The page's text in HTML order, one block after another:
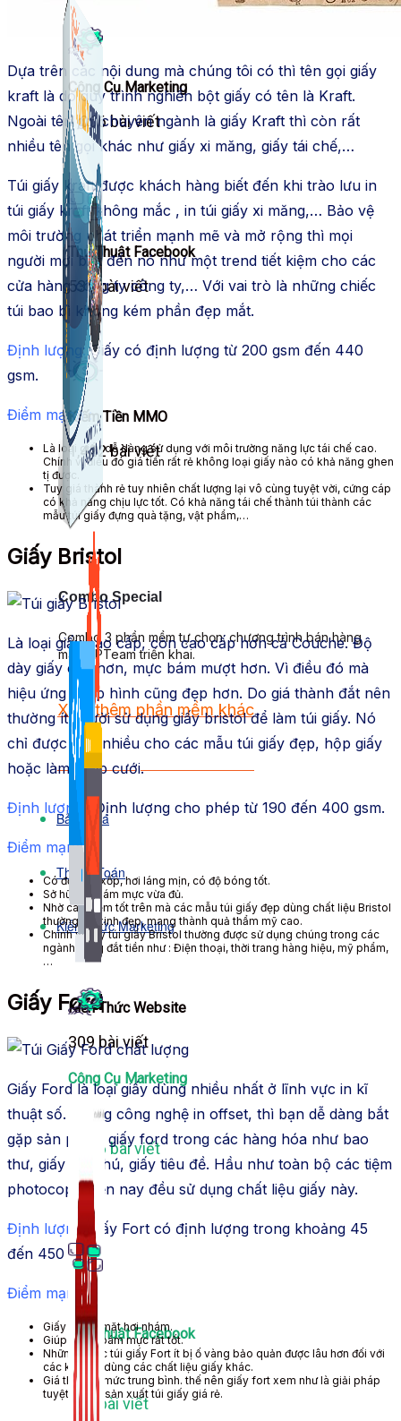
Công Cụ Marketing
1,066 bài viết
Thủ Thuật Facebook
536 bài viết
Kiếm Tiền MMO
1,422 bài viết
Kiến Thức Website
309 bài viết
Combo Special
Combo 3 phần mềm tự chọn: chương trình bán hàng
mà ATPTeam triển khai.
Xem thêm phần mềm khác
Xem thêm phần mềm khác
Bảng Giá
Thanh Toán
Kiến Thức Marketing
Công Cụ Marketing
1,066 bài viết
Thủ Thuật Facebook
536 bài viết
Dựa trên các nội dung mà chúng tôi có thì tên gọi giấy
kraft là do quy trìnhnghiền bột giấy có tên là Kraft.
Ngoài tên gọichuyên ngành là giấy Kraft thì còn rất
nhiều tên gọikhác như giấy xi măng, giấy tái chế,…
Túi giấy kraftđược khách hàng biết đến khi trào lưu in
túi giấy kraftkhông mắc , in túi giấy xi măng,… Bảo vệ
môi trường phát triển mạnh mẽ và mở rộng thì mọi
người mới biết đếnnó như một trend tiết kiệm cho các
cửa hàng công ty công ty,… Với vai trò là những chiếc
túi bao bì không kém phần đẹp mắt.
Định lượng:Giấy có định lượng từ 200 gsm đến 440
gsm.
Điểm mạnh:
Là loại giấydễ dàng sử dụng với môi trường năng lựctái chế cao.
Chính vì điều đó giá tiền rất rẻ không loại giấy nào có khả năng ghen
tị được.
Tuy giá thành rẻtuy nhiên chất lượng lại vô cùngtuyệt vời, cứng cáp
có khả năng chịu lực tốt. Có khả năng tái chế thành túi thành các
mẫu túi giấy đựng quà tặng, vật phẩm,…
Giấy Bristol
Là loại giấy cao cấp, còn cao cấp hơn cả Couche. Độ
dày giấy cao hơn, mực bám mượt hơn. Vì điều đó mà
hiệu ứng chụp hình cũng đẹp hơn. Do giá thành đắt nên
thường ítngười sử dụnggiấy bristol để làm túi giấy. Nó
chỉ được app
nhiều cho các mẫu túi giấy đẹp, hộp giấy
hoặc làm thiệp cưới.
Định lượng: Định lượng cho phép từ 190 đến 400 gsm.
Điểm mạnh:
Có độ dày, xốp, hơi láng mịn, có độ bóng tốt.
Sở hữu độ bám mực vừa đủ.
Nhờ các điểm tốttrên mà các mẫu túi giấy đẹp dùng chất liệu Bristol
thường rất
xinh đẹp, mangthành quả thẩm mỹ cao.
Chính vì vây túi giấy Bristolthường được sử dụng chúng trong các
ngành hàng đắt tiền như : Điện thoại, thời trang hàng hiệu, mỹ phẩm,
…
Giấy Ford
Giấy Ford là loại giấydùngnhiều nhất ở lĩnh vực in kĩ
thuật số. Trong công nghệ in offset, thì bạn dễ dàng bắt
gặp sản phẩm giấy ford trong các hàng hóa như bao
thư, giấy ghi chú, giấy tiêu đề. Hầu như toàn bộ các tiệm
photocopyhiện nay đều sử dụng chất liệu giấy này.
Định lượng:
giấy Fort có định lượng trong khoảng 45
đến 450 gsm.
Điểm mạnh:
Giấy có bề mặt hơi nhám.
Giúp đỡđộ bám mựcrất tốt.
Những chiếc túi giấy Fort ít bị ố vàng bảo quản được lâu hơn đối với
các kiểu
dùng các chất liệu giấy khác.
Giá thành
ở mức trung bình.thế nên giấy fort xem như là giải pháp
tuyệt vời
để sản xuất túi giấy giá rẻ.